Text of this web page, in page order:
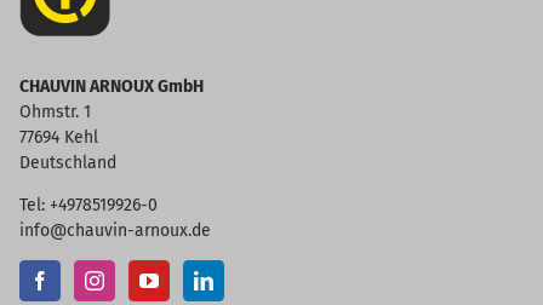
CHAUVIN ARNOUX GmbH
Ohmstr. 1
77694 Kehl
Deutschland
Tel: +4978519926-0
info@chauvin-arnoux.de